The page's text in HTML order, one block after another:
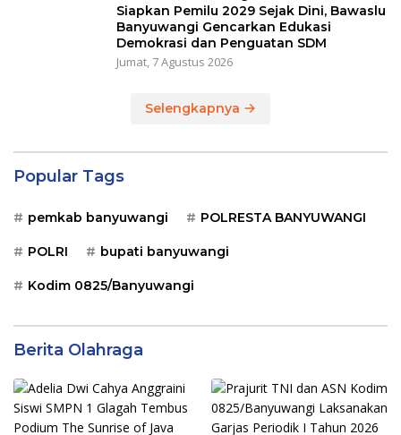
Siapkan Pemilu 2029 Sejak Dini, Bawaslu
Banyuwangi Gencarkan Edukasi
Demokrasi dan Penguatan SDM
Jumat, 7 Agustus 2026
Selengkapnya
Popular Tags
pemkab banyuwangi POLRESTA BANYUWANGI
POLRI bupati banyuwangi
Kodim 0825/Banyuwangi
Berita Olahraga